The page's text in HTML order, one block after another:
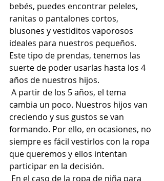
bebés, puedes encontrar peleles,
ranitas o pantalones cortos,
blusones y vestiditos vaporosos
ideales para nuestros pequeños.
Este tipo de prendas, tenemos las
suerte de poder usarlas hasta los 4
años de nuestros hijos.
cambia un poco. Nuestros hijos van
creciendo y sus gustos se van
formando. Por ello, en ocasiones, no
siempre es fácil vestirlos con la ropa
que queremos y ellos intentan
participar en la decisión.